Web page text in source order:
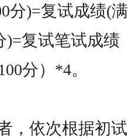
分)=复试成绩(满
)=复试笔试成绩
分）*4。
，依次根据初试